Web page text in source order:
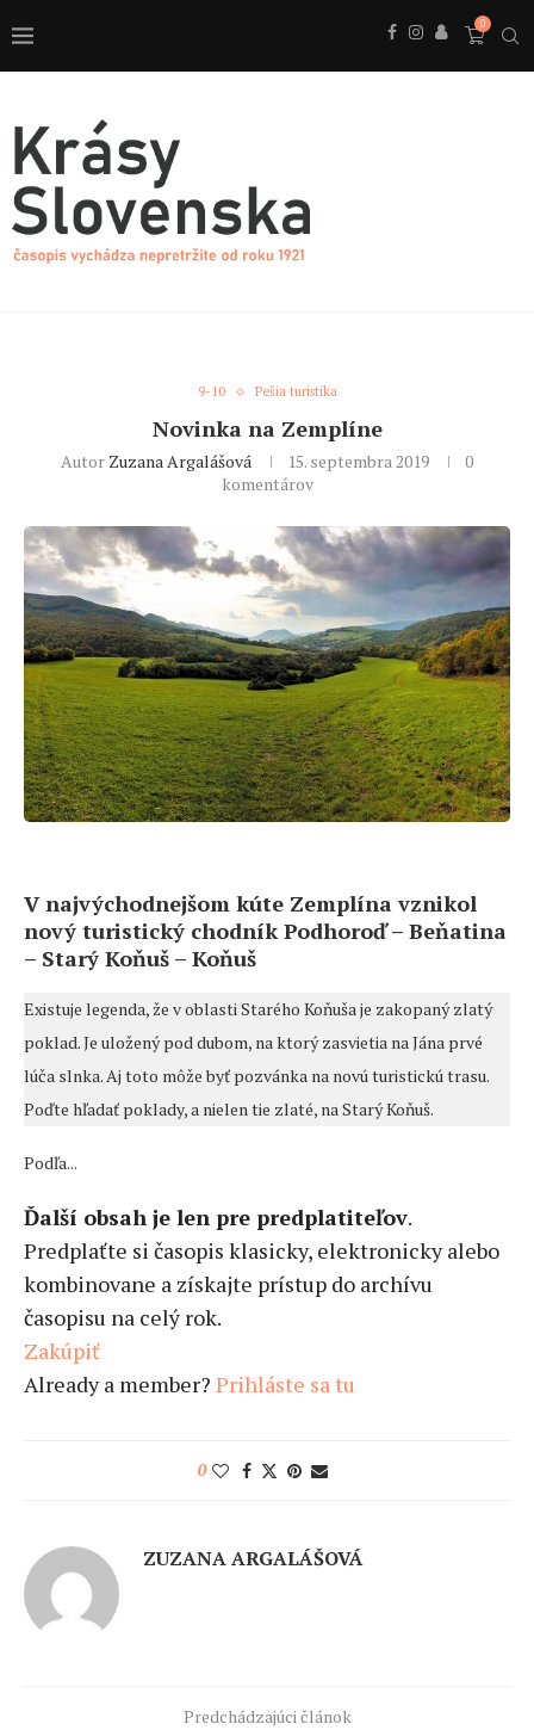
0
9-10 Pešia turistika
Novinka na Zemplíne
Autor Zuzana Argalášová 15. septembra 2019
0
komentárov
V najvýchodnejšom kúte Zemplína vznikol
nový turistický chodník Podhoroď – Beňatina
– Starý Koňuš – Koňuš
Existuje legenda, že v oblasti Starého Koňuša je zakopaný zlatý
poklad. Je uložený pod dubom, na ktorý zasvietia na Jána prvé
lúča slnka. Aj toto môže byť pozvánka na novú turistickú trasu.
Poďte hľadať poklady, a nielen tie zlaté, na Starý Koňuš.
Podľa...
Ďalší obsah je len pre predplatiteľov.
Predplaťte si časopis klasicky, elektronicky alebo
kombinovane a získajte prístup do archívu
časopisu na celý rok.
Zakúpiť
Already a member? Prihláste sa tu
0
ZUZANA ARGALÁŠOVÁ
Predchádzajúci článok